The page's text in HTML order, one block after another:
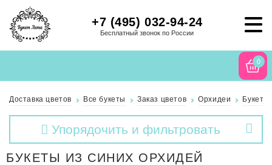
+7 (495) 032-94-24
Бесплатный звонок по России
0
Доставка цветов Все букеты Заказ цветов Орхидеи Букеты
Упорядочить и фильтровать
БУКЕТЫ ИЗ СИНИХ ОРХИДЕЙ